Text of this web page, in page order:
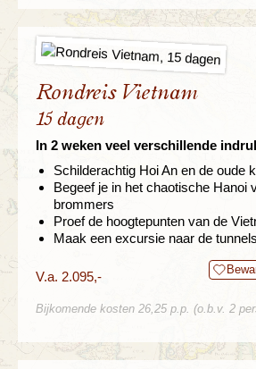
Rondreis Vietnam
15 dagen
In 2 weken veel verschillende
Schilderachtig Hoi An en de oude
Begeef je in het chaotische Hanoi
brommers
Proef de hoogtepunten van de
Maak een excursie naar de
V.a. 2.095,-
Bijkomende kosten 26,25 p.p. (o.b.v. 2